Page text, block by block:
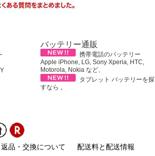
バッテリー通販
携帯電話のバッテリー
Apple iPhone, LG, Sony Xperia, HTC,
Motorola, Nokia など、
タブレット バッテリーを探
すなら 。
返品・交換について 配送料と配送情報